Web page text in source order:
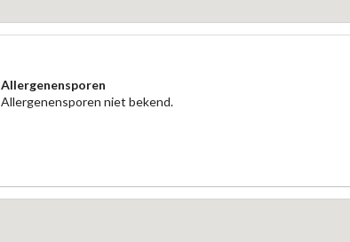
Allergenensporen
Allergenensporen niet bekend.